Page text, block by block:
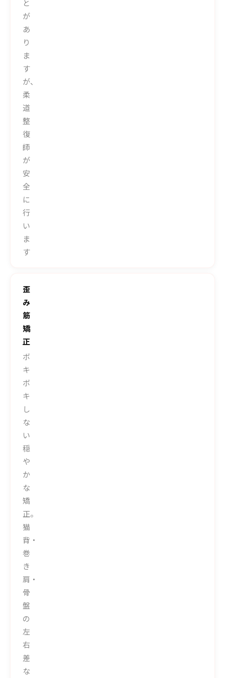
と
が
あ
り
ま
す
が、
柔
道
整
復
師
が
安
全
に
行
い
ま
す
歪
み
筋
矯
正
ボ
キ
ボ
キ
し
な
い
穏
や
か
な
矯
正。
猫
背・
巻
き
肩・
骨
盤
の
左
右
差
な